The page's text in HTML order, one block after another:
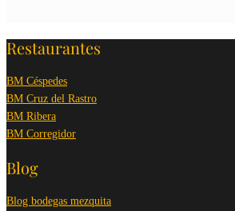
Restaurantes
BM Céspedes
BM Cruz del Rastro
BM Ribera
BM Corregidor
Blog
Blog bodegas mezquita